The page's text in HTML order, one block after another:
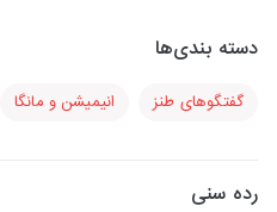
دسته بندی‌ها
گفتگوهای طنز انیمیشن و مانگا
رده سنی